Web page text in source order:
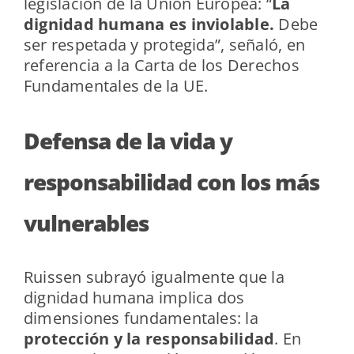
dignidad humana es inviolable. Debe
ser respetada y protegida”, señaló, en
referencia a la Carta de los Derechos
Fundamentales de la UE.
Defensa de la vida y
responsabilidad con los más
vulnerables
Ruissen subrayó igualmente que la
dignidad humana implica dos
dimensiones fundamentales: la
protección y la responsabilidad. En